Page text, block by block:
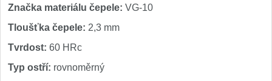
Značka materiálu čepele: VG-10
Tloušťka čepele: 2,3 mm
Tvrdost: 60 HRc
Typ ostří: rovnoměrný